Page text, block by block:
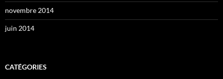
novembre 2014
juin 2014
CATÉGORIES